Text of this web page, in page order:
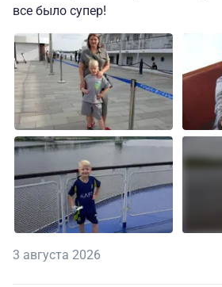
все было супер!
3 августа 2026